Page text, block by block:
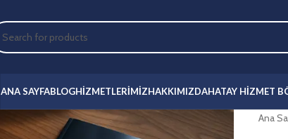
ANA SAYFABLOGHIZMETLERIMIZHAKKIMIZDAHATAY HIZMET
Ana